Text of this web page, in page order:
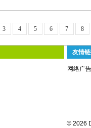
3 4 5 6 7 8
友情
网络广
© 2026